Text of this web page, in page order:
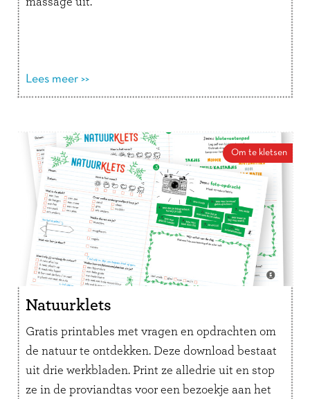
Lees meer >>
Om te kletsen
Natuurklets
Gratis printables met vragen en opdrachten om
de natuur te ontdekken. Deze download bestaat
uit drie werkbladen. Print ze alledrie uit en stop
ze in de proviandtas voor een bezoekje aan het